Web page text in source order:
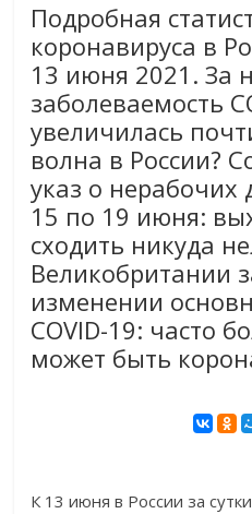
Подробная
коронавируса в
13 июня 2021. За
заболеваемость
увеличилась
волна в России?
указ о нерабочих
15 по 19 июня:
сходить никуда
Великобритании
изменении
COVID-19: часто
может быть
К 13 июня в России за